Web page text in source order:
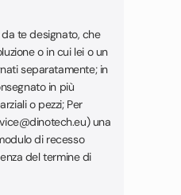
te designato, che
o in cui lei o un
separatamente; in
in più
o pezzi; Per
una
di recesso
del termine di